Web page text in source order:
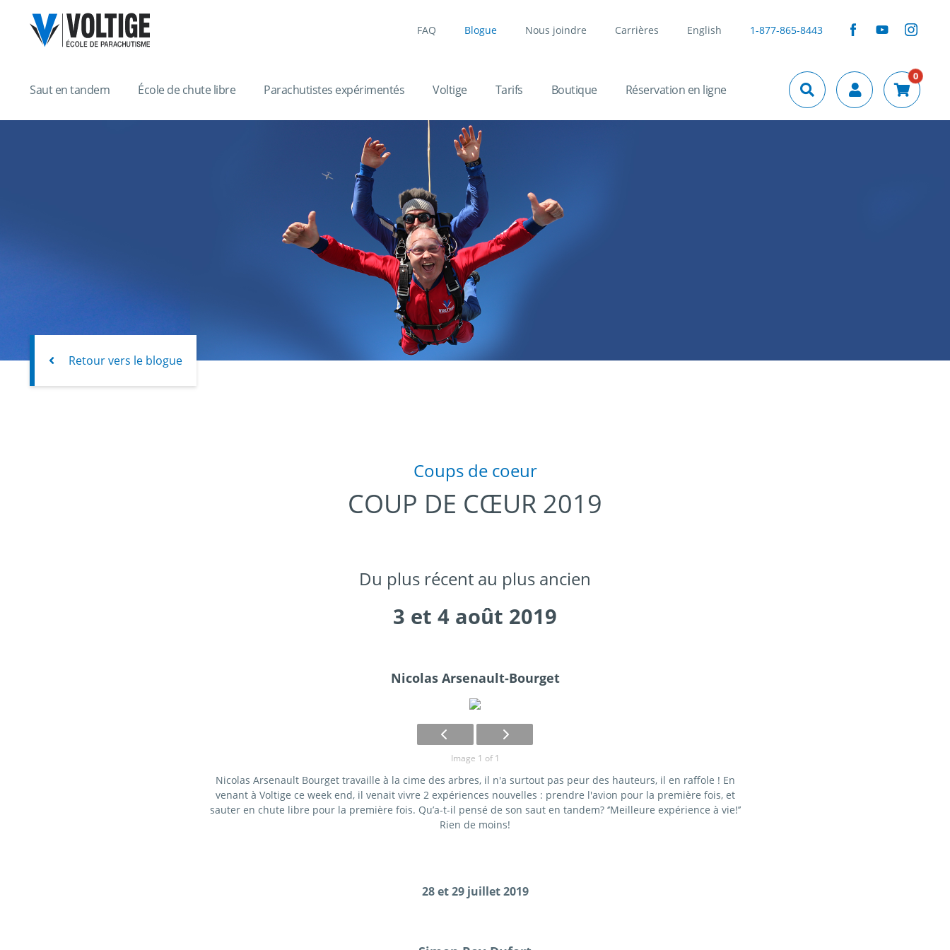
FAQ Blogue Nous joindre Carrières English 1-877-865-8443
Saut en tandem École de chute libre Parachutistes expérimentés Voltige Tarifs Boutique Réservation en ligne
0
Retour vers le blogue
Coups de coeur
COUP DE CŒUR 2019
Du plus récent au plus ancien
3 et 4 août 2019
Nicolas Arsenault-Bourget
Image 1 of 1
Nicolas Arsenault Bourget travaille à la cime des arbres, il n'a surtout pas peur des hauteurs, il en raffole ! En
venant à Voltige ce week end, il venait vivre 2 expériences nouvelles : prendre l'avion pour la première fois, et
sauter en chute libre pour la première fois. Qu’a-t-il pensé de son saut en tandem? ‘’Meilleure expérience à vie!’’
Rien de moins!
28 et 29 juillet 2019